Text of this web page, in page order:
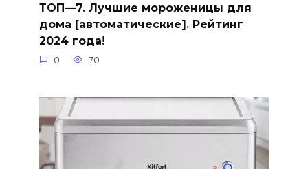
ТОП—7. Лучшие мороженицы для
дома [автоматические]. Рейтинг
2024 года!
0 70